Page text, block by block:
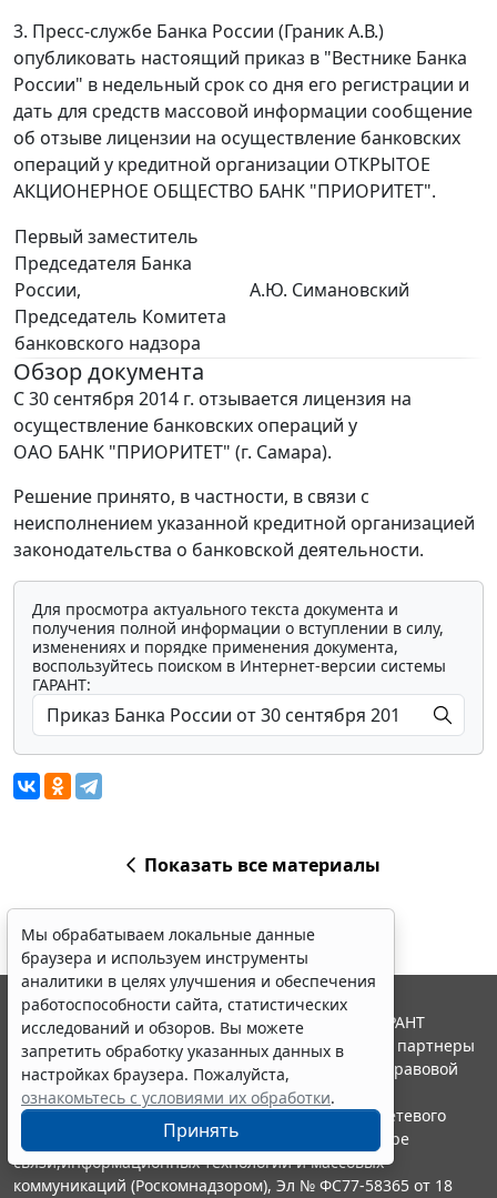
3. Пресс-службе Банка России (Граник А.В.)
опубликовать настоящий приказ в "Вестнике Банка
России" в недельный срок со дня его регистрации и
дать для средств массовой информации сообщение
об отзыве лицензии на осуществление банковских
операций у кредитной организации ОТКРЫТОЕ
АКЦИОНЕРНОЕ ОБЩЕСТВО БАНК "ПРИОРИТЕТ".
Первый заместитель
Председателя Банка
России,
Председатель Комитета
банковского надзора
А.Ю. Симановский
Обзор документа
С 30 сентября 2014 г. отзывается лицензия на
осуществление банковских операций у
ОАО БАНК "ПРИОРИТЕТ" (г. Самара).
Решение принято, в частности, в связи с
неисполнением указанной кредитной организацией
законодательства о банковской деятельности.
Для просмотра актуального текста документа и
получения полной информации о вступлении в силу,
изменениях и порядке применения документа,
воспользуйтесь поиском в Интернет-версии системы
ГАРАНТ:
Показать все материалы
Мы обрабатываем локальные данные
браузера и используем инструменты
аналитики в целях улучшения и обеспечения
работоспособности сайта, статистических
исследований и обзоров. Вы можете
запретить обработку указанных данных в
настройках браузера. Пожалуйста,
ознакомьтесь с условиями их обработки.
Принять
© ООО "НПП "ГАРАНТ-СЕРВИС", 2026. Система ГАРАНТ
выпускается с 1990 года. Компания "Гарант" и ее партнеры
являются участниками Российской ассоциации правовой
информации ГАРАНТ.
Портал ГАРАНТ.РУ зарегистрирован в качестве сетевого
издания Федеральной службой по надзору в сфере
связи,информационных технологий и массовых
коммуникаций (Роскомнадзором), Эл № ФС77-58365 от 18